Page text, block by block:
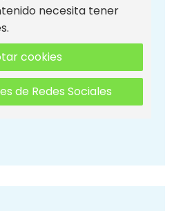
necesita tener
cookies
de Redes Sociales